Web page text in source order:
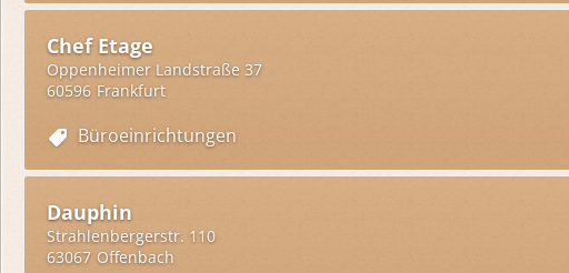
Chef Etage
Oppenheimer Landstraße 37
60596 Frankfurt
Büroeinrichtungen
Dauphin
Strahlenbergerstr. 110
63067 Offenbach